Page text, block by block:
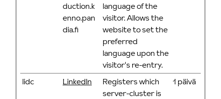
duction.k
enno.pan
dia.fi
language of the
visitor. Allows the
website to set the
preferred
language upon the
visitor's re-entry.
lidc LinkedIn
Registers which
server-cluster is
1 päivä